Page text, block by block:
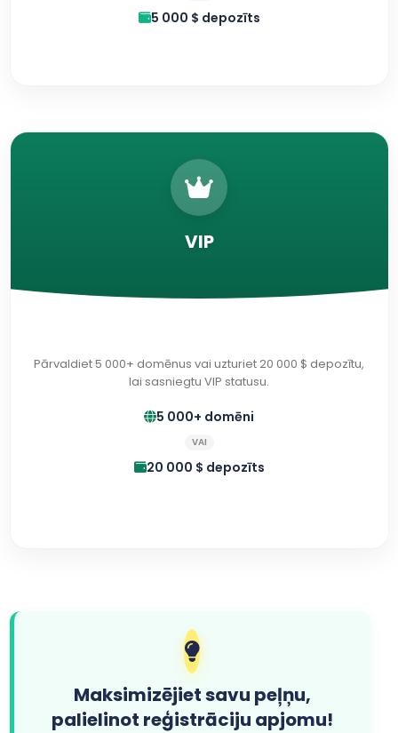
5 000 $ depozīts
VIP
Pārvaldiet 5 000+ domēnus vai uzturiet 20 000 $ depozītu,
lai sasniegtu VIP statusu.
5 000+ domēni
VAI
20 000 $ depozīts
Maksimizējiet savu peļņu,
palielinot reģistrāciju apjomu!